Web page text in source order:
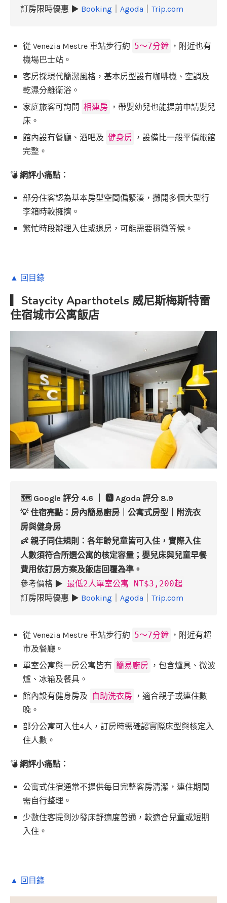
訂房限時優惠 ▶ Booking Agoda Trip.com
從 Venezia Mestre 車站步行約 5～7分鐘 ，附近也有
機場巴士站。
客房採現代簡潔風格，基本房型設有咖啡機、空調及
乾濕分離衛浴。
家庭旅客可詢問 相連房 ，帶嬰幼兒也能提前申請嬰兒
床。
館內設有餐廳、酒吧及 健身房 ，設備比一般平價旅館
完整。
💣 網評小痛點：
部分住客認為基本房型空間偏緊湊，攤開多個大型行
李箱時較擁擠。
繁忙時段辦理入住或退房，可能需要稍微等候。
▲ 回目錄
▎Staycity Aparthotels 威尼斯梅斯特雷
住宿城市公寓飯店
🗺️ Google 評分 4.6 ｜ 🅰️ Agoda 評分 8.9
💡 住宿亮點：房內簡易廚房｜公寓式房型｜附洗衣
房與健身房
👶 親子同住規則：各年齡兒童皆可入住，實際入住
人數須符合所選公寓的核定容量；嬰兒床與兒童早餐
費用依訂房方案及飯店回覆為準。
參考價格 ▶ 最低2人單室公寓 NT$3,200起
訂房限時優惠 ▶ Booking Agoda Trip.com
從 Venezia Mestre 車站步行約 5～7分鐘 ，附近有超
市及餐廳。
單室公寓與一房公寓皆有 簡易廚房 ，包含爐具、微波
爐、冰箱及餐具。
館內設有健身房及 自助洗衣房 ，適合親子或連住數
晚。
部分公寓可入住4人，訂房時需確認實際床型與核定入
住人數。
💣 網評小痛點：
公寓式住宿通常不提供每日完整客房清潔，連住期間
需自行整理。
少數住客提到沙發床舒適度普通，較適合兒童或短期
入住。
▲ 回目錄